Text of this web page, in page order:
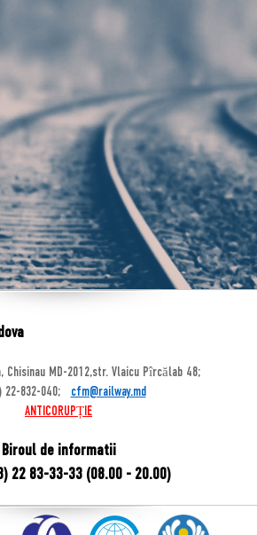
Chisinau MD-2012,str. Vlaicu Pîrcălab 48;
22-832-040;
cfm@railway.md
ANTICORUPȚIE
Biroul de informatii
22 83-33-33 (08.00 - 20.00)